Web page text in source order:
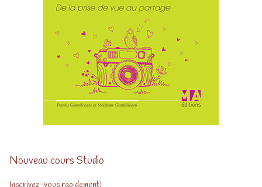
Nouveau cours Studio